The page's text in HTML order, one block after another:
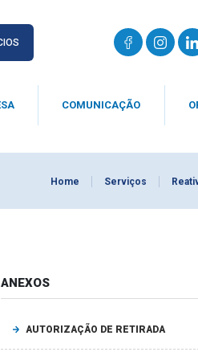
COMUNICAÇÃO
Home Serviços
ANEXOS
AUTORIZAÇÃO DE RETIRADA